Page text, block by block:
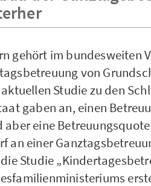
gehört im bundesweiten
von
Studie zu den
gaben an, einen
aber eine
an einer
Studie